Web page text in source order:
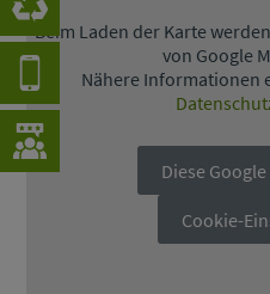
Beim Laden der Karte
von Google
Nähere Informationen
Diese
Cookie-